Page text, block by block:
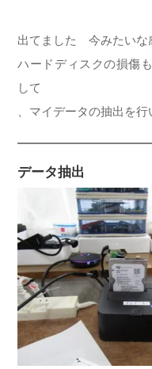
出てました 今みたいな
ハードディスクの損傷
して
、マイデータの抽出を行
データ抽出